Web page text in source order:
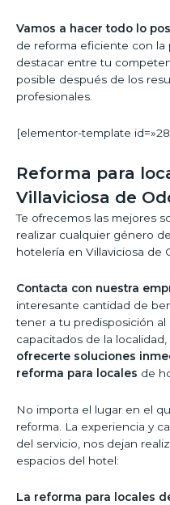
Vamos a hacer todo lo
de reforma eficiente con
destacar entre tu
posible después de los
profesionales.
[elementor-template
Reforma para
Villaviciosa de
Te ofrecemos las mejores
realizar cualquier género
hotelería en Villaviciosa de
Contacta con nuestra
interesante cantidad de
tener a tu predisposición
capacitados de la
ofrecerte soluciones
reforma para locales de
No importa el lugar en el
reforma. La experiencia y
del servicio, nos dejan
espacios del hotel:
La reforma para locales